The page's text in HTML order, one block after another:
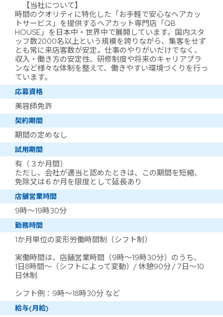
【当社について】
時間のクオリティに特化した「お手軽で安心なヘアカッ
トサービス」を提供するヘアカット専門店「QB
HOUSE」を日本中・世界中で展開しています。国内スタ
ッフ数2000名以上という規模を誇りながら、集客をせず
とも常に来店客数が安定。仕事のやりがいだけでなく、
収入・働き方の安定性、研修制度や将来のキャリアプラ
ンなど様々な体制を整えて、働きやすい環境づくりを行っ
ています。
応募資格
美容師免許
契約期間
期間の定めなし
試用期間
有（３か月間）
ただし、会社が適当と認めたときは、この期間を短縮、
免除又は６か月を限度として延長あり
店舗営業時間
9時～19時30分
勤務時間
1か月単位の変形労働時間制（シフト制）
実働時間は、店舗営業時間（9時～19時30分）のうち、
1日8時間～（シフトによって変動）/ 休憩90分 / 7日～10
日休制
シフト例：9時～18時30分 など
給与(月給)